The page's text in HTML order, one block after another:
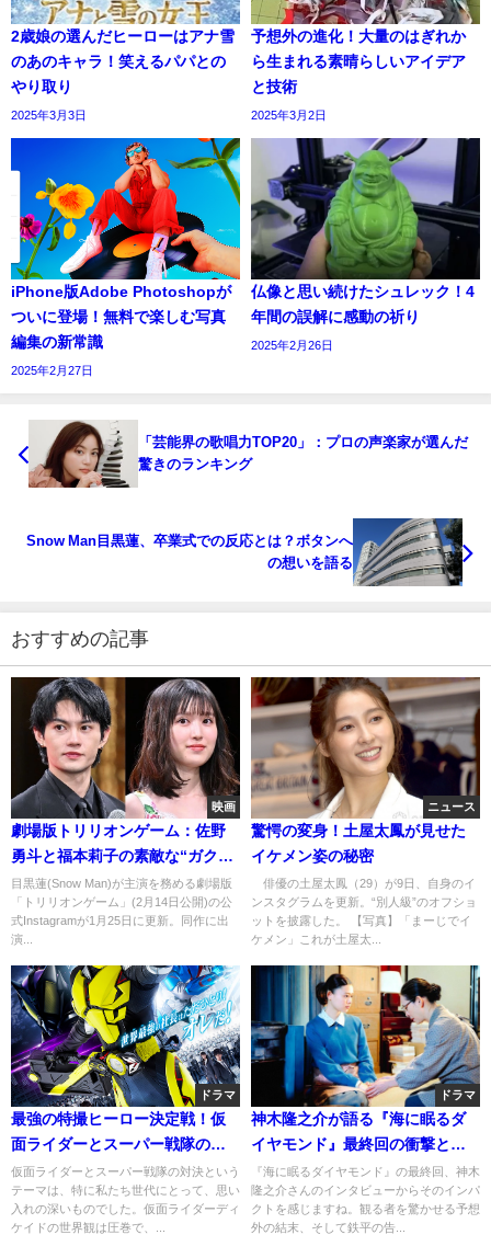
2歳娘の選んだヒーローはアナ雪
のあのキャラ！笑えるパパとの
やり取り
2025年3月3日
予想外の進化！大量のはぎれか
ら生まれる素晴らしいアイデア
と技術
2025年3月2日
iPhone版Adobe Photoshopが
ついに登場！無料で楽しむ写真
編集の新常識
2025年2月27日
仏像と思い続けたシュレック！4
年間の誤解に感動の祈り
2025年2月26日
「芸能界の歌唱力TOP20」：プロの声楽家が選んだ
驚きのランキング
Snow Man目黒蓮、卒業式での反応とは？ボタンへ
の想いを語る
おすすめの記事
映画
劇場版トリリオンゲーム：佐野
勇斗と福本莉子の素敵な“ガクリ
ン”コンビプレイ
目黒蓮(Snow Man)が主演を務める劇場版
「トリリオンゲーム」(2月14日公開)の公
式Instagramが1月25日に更新。同作に出
演...
ニュース
驚愕の変身！土屋太鳳が見せた
イケメン姿の秘密
俳優の土屋太鳳（29）が9日、自身のイ
ンスタグラムを更新。“別人級”のオフショ
ットを披露した。 【写真】「まーじでイ
ケメン」これが土屋太...
ドラマ
最強の特撮ヒーロー決定戦！仮
面ライダーとスーパー戦隊の比
較
仮面ライダーとスーパー戦隊の対決という
テーマは、特に私たち世代にとって、思い
入れの深いものでした。仮面ライダーディ
ケイドの世界観は圧巻で、...
ドラマ
神木隆之介が語る『海に眠るダ
イヤモンド』最終回の衝撃と感
動
『海に眠るダイヤモンド』の最終回、神木
隆之介さんのインタビューからそのインパ
クトを感じますね。観る者を驚かせる予想
外の結末、そして鉄平の告...